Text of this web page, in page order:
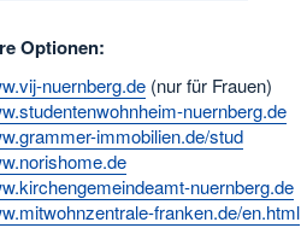
Optionen:
nuernberg.de(nur für Frauen)
nuernberg.de
immobilien.de/stud
nuernberg.de
franken.de/en.html